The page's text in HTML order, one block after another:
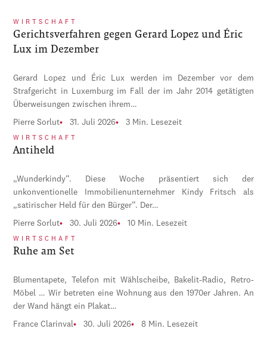
WIRTSCHAFT
Gerichtsverfahren gegen Gerard Lopez und Éric
Lux im Dezember
Gerard Lopez und Éric Lux werden im Dezember vor dem
Strafgericht in Luxemburg im Fall der im Jahr 2014 getätigten
Überweisungen zwischen ihrem…
Pierre Sorlut 31. Juli 2026 3 Min. Lesezeit
WIRTSCHAFT
Antiheld
„Wunderkindy“. Diese Woche präsentiert sich der
unkonventionelle Immobilienunternehmer Kindy Fritsch als
„satirischer Held für den Bürger“. Der…
Pierre Sorlut 30. Juli 2026 10 Min. Lesezeit
WIRTSCHAFT
Ruhe am Set
Blumentapete, Telefon mit Wählscheibe, Bakelit-Radio, Retro-
Möbel … Wir betreten eine Wohnung aus den 1970er Jahren. An
der Wand hängt ein Plakat…
France Clarinval 30. Juli 2026 8 Min. Lesezeit